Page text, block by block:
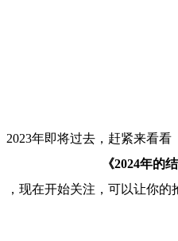
2023年即将过去，赶紧来看看
《2024年的
，现在开始关注，可以让你